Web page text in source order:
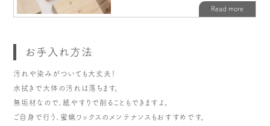
お手入れ方法
汚れや染みがついても大丈夫！
水拭きで大体の汚れは落ちます。
無垢材なので、紙やすりで削ることもできますよ。
ご自身で行う、蜜蝋ワックスのメンテナンスもおすすめです。